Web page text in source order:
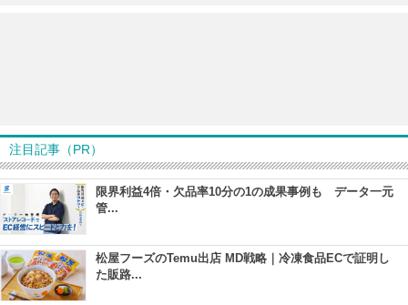
注目記事（PR）
限界利益4倍・欠品率10分の1の成果事例も データ一元
管...
松屋フーズのTemu出店 MD戦略｜冷凍食品ECで証明し
た販路...